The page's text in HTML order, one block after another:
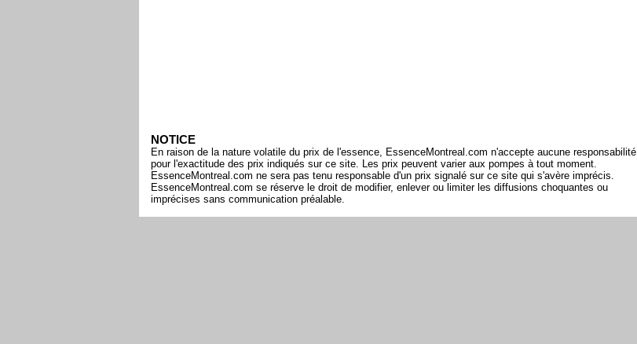
NOTICE
En raison de la nature volatile du prix de l'essence, EssenceMontreal.com n'accepte aucune responsabilité
pour l'exactitude des prix indiqués sur ce site. Les prix peuvent varier aux pompes à tout moment.
EssenceMontreal.com ne sera pas tenu responsable d'un prix signalé sur ce site qui s'avère imprécis.
EssenceMontreal.com se réserve le droit de modifier, enlever ou limiter les diffusions choquantes ou
imprécises sans communication préalable.